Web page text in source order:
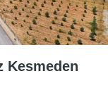
Kesmeden